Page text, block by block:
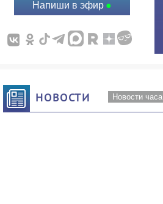
Напиши в эфир
НОВОСТИ Новости часа